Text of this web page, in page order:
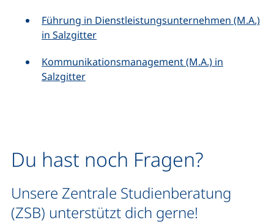
Führung in Dienstleistungsunternehmen (M.A.)
in Salzgitter
Kommunikationsmanagement (M.A.) in
Salzgitter
Du hast noch Fragen?
Unsere Zentrale Studienberatung
(ZSB) unterstützt dich gerne!